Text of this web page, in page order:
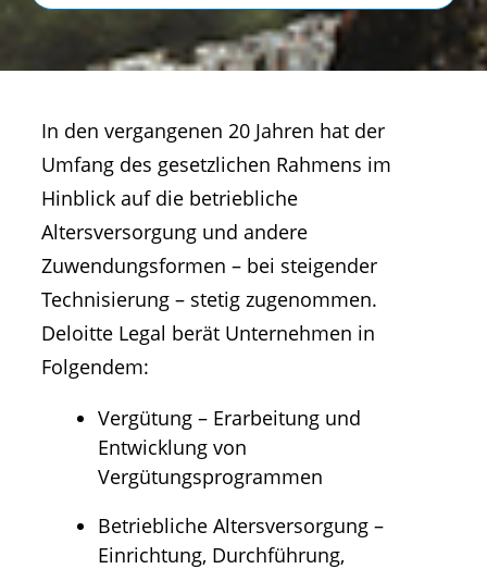
In den vergangenen 20 Jahren hat der
Umfang des gesetzlichen Rahmens im
Hinblick auf die betriebliche
Altersversorgung und andere
Zuwendungsformen – bei steigender
Technisierung – stetig zugenommen.
Deloitte Legal berät Unternehmen in
Folgendem:
Vergütung – Erarbeitung und
Entwicklung von
Vergütungsprogrammen
Betriebliche Altersversorgung –
Einrichtung, Durchführung,